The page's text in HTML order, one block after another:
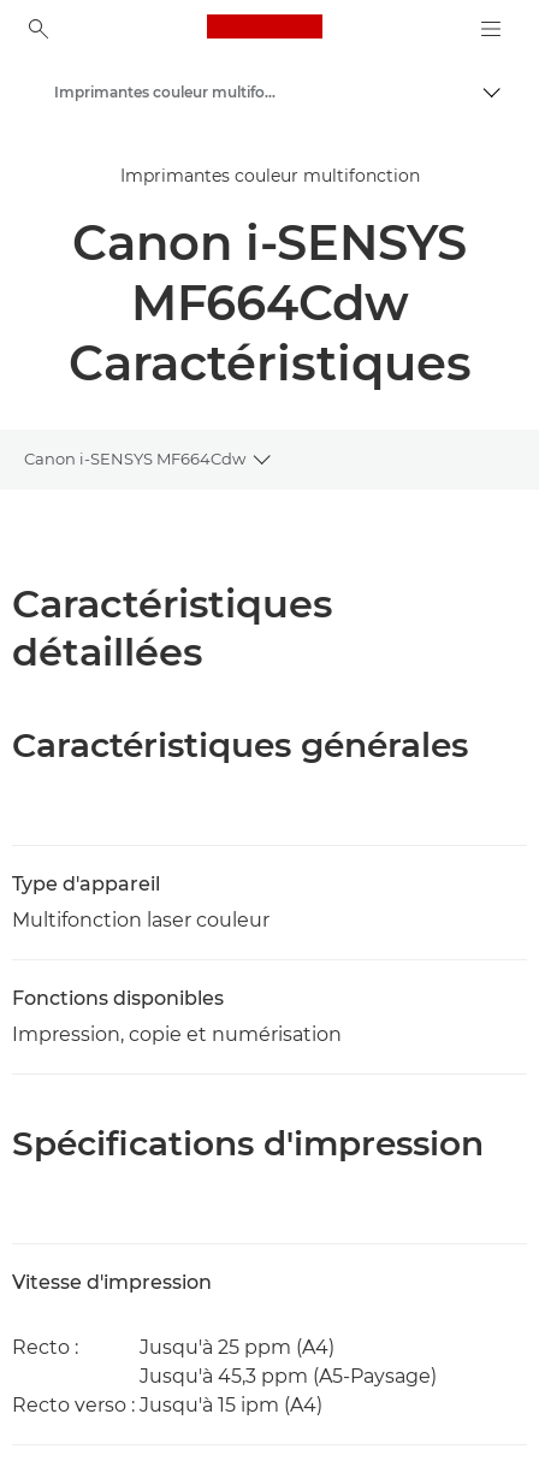
Canon Logo, back to
Solutions et services
Produits professionnels
Imprimantes couleur multifonction
Imprimantes couleur multifonction
Canon i-SENSYS
MF664Cdw
Caractéristiques
Canon i-SENSYS MF664Cdw
Toggle breadcrumbs
Assistance
Caractéristiques
détaillées
Caractéristiques générales
Type d'appareil
Multifonction laser couleur
Fonctions disponibles
Impression, copie et numérisation
Spécifications d'impression
Vitesse d'impression
Recto :
Jusqu'à 25 ppm (A4)
Jusqu'à 45,3 ppm (A5-Paysage)
Recto verso : Jusqu'à 15 ipm (A4)